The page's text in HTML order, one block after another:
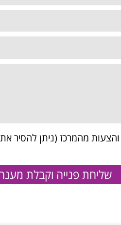
מהמרכז (ניתן להסיר
שליחת פנייה וקבלת